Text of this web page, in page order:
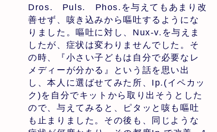
Dros. Puls. Phos.を与えてもあまり改
善せず、咳き込みから嘔吐するようにな
りました。嘔吐に対し、Nux-v.を与えま
したが、症状は変わりませんでした。そ
の時、『小さい子どもは自分で必要なレ
メディーが分かる』という話を思い出
し、本人に選ばせてみた所、Ip.(イペカッ
ク)を自分でキットから取り出そうとした
ので、与えてみると、ピタッと咳も嘔吐
も止まりました。その後も、同じような